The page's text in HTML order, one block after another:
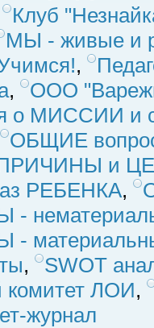
Клуб
МЫ - живые и
,
,
ООО
о МИССИИ и
ОБЩИЕ
и
РЕБЕНКА,
,
SWOT
комитет ЛОИ,
журнал